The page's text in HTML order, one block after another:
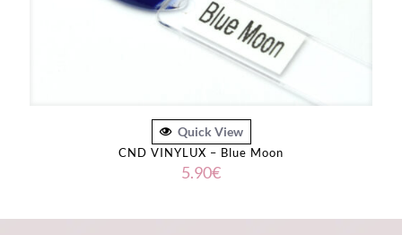
Quick View
CND VINYLUX – Blue Moon
5.90€